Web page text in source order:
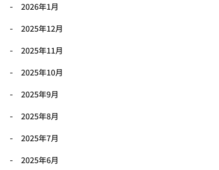
2026年1月
2025年12月
2025年11月
2025年10月
2025年9月
2025年8月
2025年7月
2025年6月